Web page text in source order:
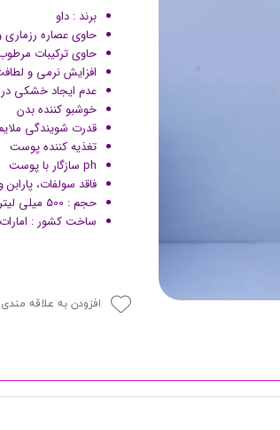
حالت دهنده مو
شامپو سر
برند : داو
حاوی عصاره
حاوی ترکیبات
افزایش نرمی و
عدم ایجاد خشکی
خوشبو کننده بدن
قدرت شویندگی
تغذیه کننده پوست
ph سازگار با پوست
فاقد سولفات، پارابن
حجم : 500 میلی لیتر
ساخت کشور :
افزودن به علاقه